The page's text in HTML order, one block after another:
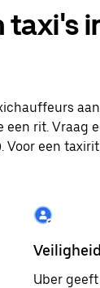
rit. Vraag
een
Uber